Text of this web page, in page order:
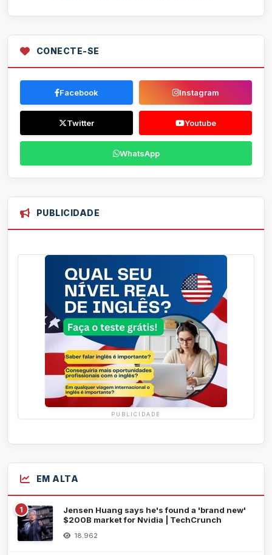
CONECTE-SE
Facebook Instagram
Twitter Youtube
WhatsApp
PUBLICIDADE
PUBLICIDADE
EM ALTA
1
Jensen Huang says he's found a 'brand new'
$200B market for Nvidia | TechCrunch
18.962